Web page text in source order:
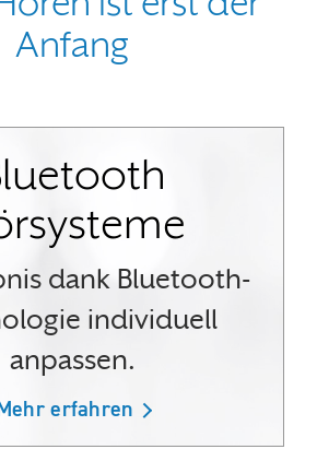
Anfang
dank Bluetooth-
individuell
anpassen.
erfahren